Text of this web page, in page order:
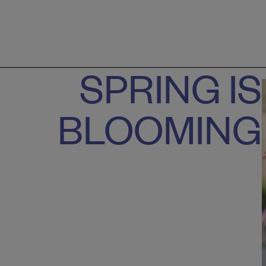
SPRING IS
BLOOMING